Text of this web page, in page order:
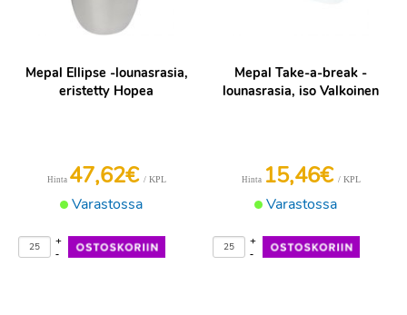
Mepal Ellipse -lounasrasia,
eristetty Hopea
Varastossa
Hinta 47,62€ / KPL
-
+
Mepal Take-a-break -
lounasrasia, iso Valkoinen
Varastossa
Hinta 15,46€ / KPL
-
+